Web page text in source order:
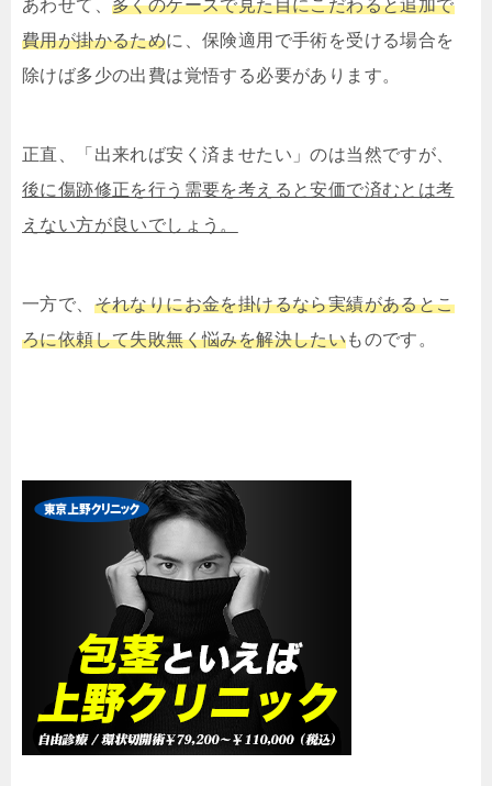
あわせて、 多くのケースで見た目にこだわると追加で
費用が掛かるために、保険適用で手術を受ける場合を
除けば多少の出費は覚悟する必要があります。
正直、「出来れば安く済ませたい」のは当然ですが、
後に傷跡修正を行う需要を考えると安価で済むとは考
えない方が良いでしょう。
一方で、 それなりにお金を掛けるなら実績があるとこ
ろに依頼して失敗無く悩みを解決したいものです。